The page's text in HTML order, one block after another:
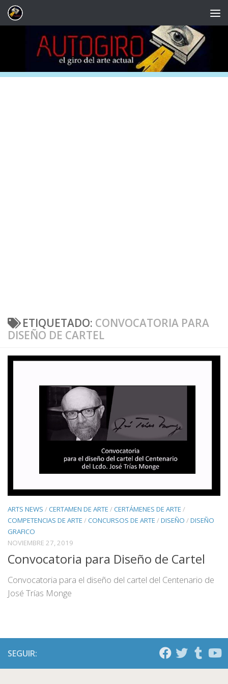
Saltar al contenido
ETIQUETADO: CONVOCATORIA PARA
DISEÑO DE CARTEL
ARTS NEWS /CERTAMEN DE ARTE /CERTÁMENES DE ARTE /
COMPETENCIAS DE ARTE /CONCURSOS DE ARTE /DISEÑO /DISEÑO
GRAFICO
NOVIEMBRE 27, 2019
Convocatoria para Diseño de Cartel
Convocatoria para el diseño del cartel del Centenario de
José Trías Monge
SEGUIR: